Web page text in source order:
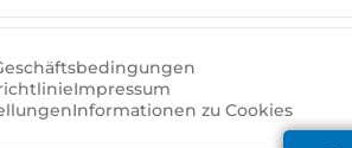
Impressum
Informationen zu Cookies